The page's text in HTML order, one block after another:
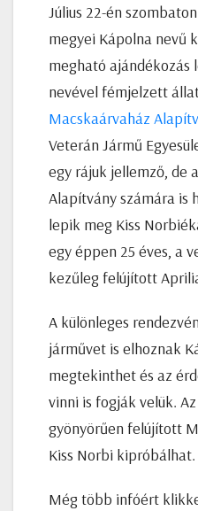
Július 22-én
megyei Kápolna nevű
megható ajándékozás
nevével fémjelzett
Macskaárvaház
Veterán Jármű
egy rájuk jellemző, de
Alapítvány számára is
lepik meg Kiss
egy éppen 25 éves, a
kezűleg felújított
A különleges
járművet is elhoznak
megtekinthet és az
vinni is fogják velük.
gyönyörűen felújított
Kiss Norbi kipróbálhat.
Még több infóért